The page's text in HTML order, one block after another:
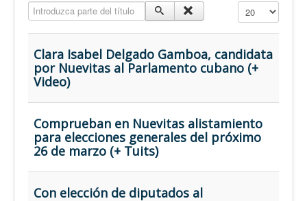
Nuevitas
Conozca Nuevitas
Fotorreportaje
En audio
Medio Ambiente
Introduzca parte del título Cantidad a
Clara Isabel Delgado Gamboa, candidata
por Nuevitas al Parlamento cubano (+
Video)
Comprueban en Nuevitas alistamiento
para elecciones generales del próximo
26 de marzo (+ Tuits)
Con elección de diputados al